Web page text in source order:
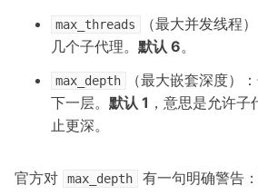
max_threads
（最大并发线程
几个子代理。 默认 6。
max_depth
（最大嵌套深度）
下一层。 默认 1 ，意思是允许
止更深。
官方对 max_depth
有一句明确警告